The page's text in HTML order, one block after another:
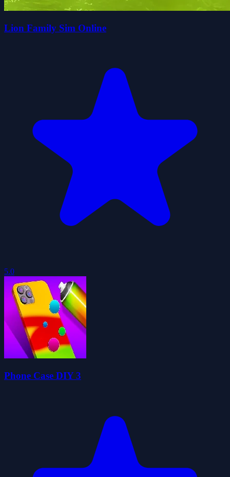
Lion Family Sim Online
5.0
Phone Case DIY 3